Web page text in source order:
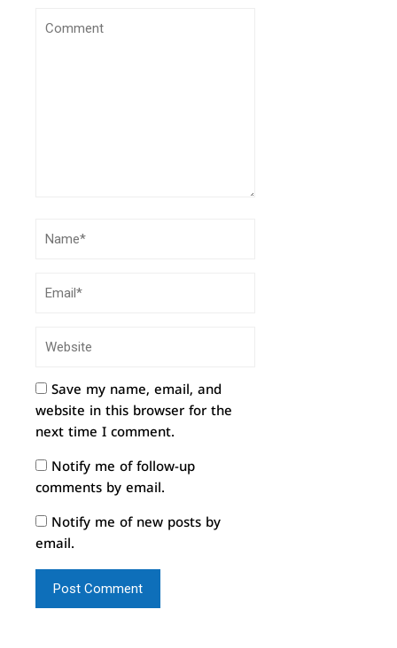
Save my name, email, and
website in this browser for the
next time I comment.
Notify me of follow-up
comments by email.
Notify me of new posts by
email.